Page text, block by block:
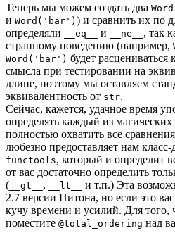
Теперь мы можем создать два Word
и Word('bar') ) и сравнить их по
определяли
__eq__ и __ne__ , так
странному поведению (например,
Word('bar') будет
смысла при тестировании на
длине, поэтому мы оставляем
эквивалентность от str.
Сейчас, кажется, удачное время
определять каждый из
полностью охватить все
любезно предоставляет нам
functools, который и определит
от вас достаточно определить
( __gt__ , __lt__
и т.п.) Эта
2.7 версии Питона, но если это
кучу времени и усилий. Для того,
поместите @total_ordering над